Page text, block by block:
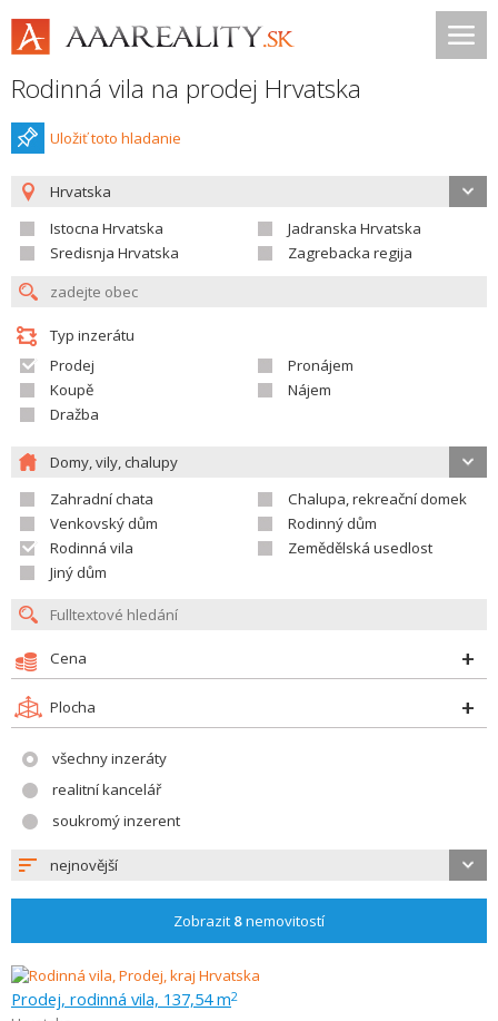
Rodinná vila na prodej Hrvatska
Uložiť toto hladanie
Hrvatska
Istocna Hrvatska
Jadranska Hrvatska
Sredisnja Hrvatska
Zagrebacka regija
Typ inzerátu
Prodej
Pronájem
Koupě
Nájem
Dražba
Domy, vily, chalupy
Zahradní chata
Chalupa, rekreační domek
Venkovský dům
Rodinný dům
Rodinná vila
Zemědělská usedlost
Jiný dům
Cena
Plocha
všechny inzeráty
realitní kancelář
soukromý inzerent
nejnovější
Zobrazit 8nemovitostí
Prodej, rodinná vila, 137,54 m2